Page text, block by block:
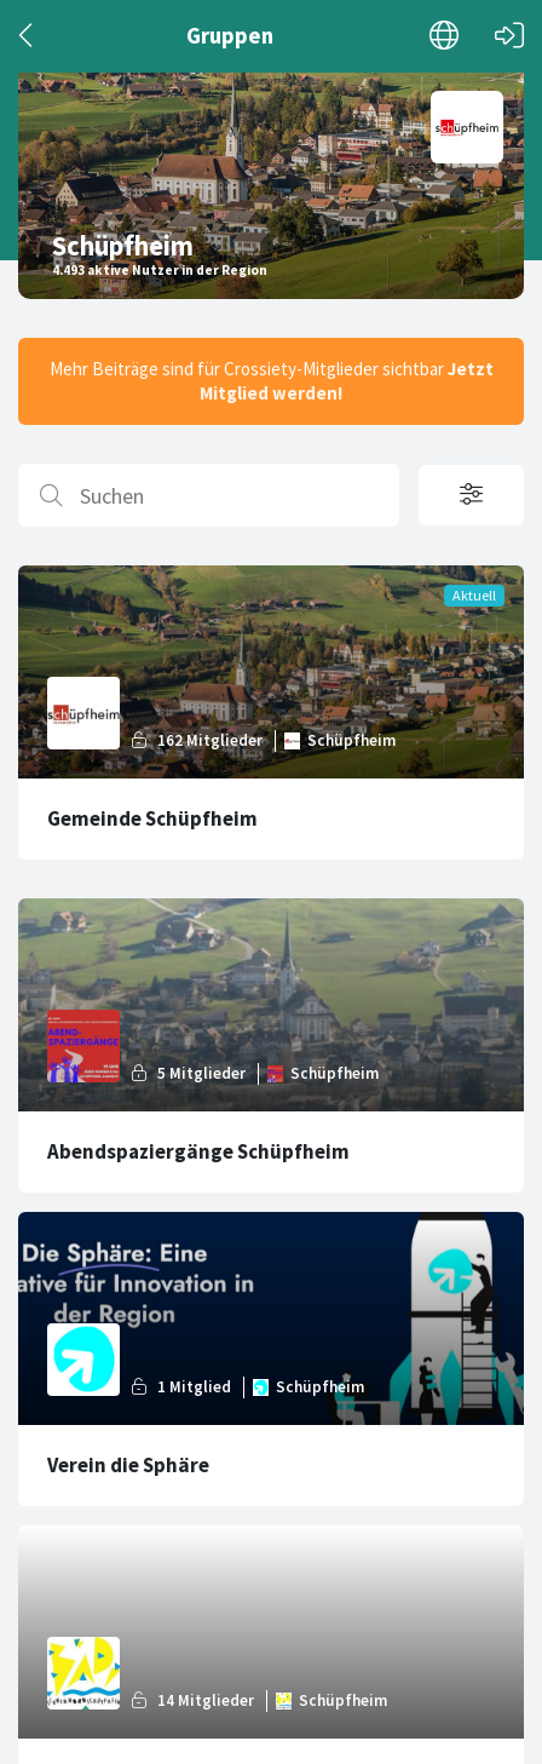
Gruppen
Schüpfheim
4.493 aktive Nutzer in der Region
Mehr Beiträge sind für Crossiety-Mitglieder sichtbarJetzt
Mitglied werden!
Gemeinde Schüpfheim
Abendspaziergänge Schüpfheim
Verein die Sphäre